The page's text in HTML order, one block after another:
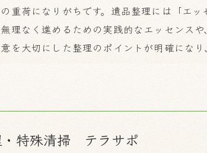
重荷になりがちです。遺品整理には「エ
理なく進めるための実践的なエッセンス
を大切にした整理のポイントが明確にな
・特殊清掃 テラサポ